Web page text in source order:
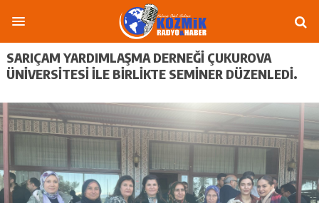
SARIÇAM YARDIMLAŞMA DERNEĞI ÇUKUROVA
ÜNIVERSITESI ILE BIRLIKTE SEMINER DÜZENLEDI.